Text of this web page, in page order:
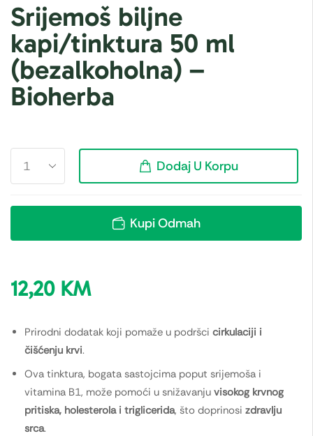
Srijemoš biljne
kapi/tinktura 50 ml
(bezalkoholna) –
Bioherba
Dodaj U Korpu
Kupi Odmah
12,20 KM
Prirodni dodatak koji pomaže u podršci cirkulaciji i
čišćenju krvi.
Ova tinktura, bogata sastojcima poput srijemoša i
vitamina B1, može pomoći u snižavanju visokog krvnog
pritiska, holesterola i triglicerida, što doprinosi zdravlju
srca.